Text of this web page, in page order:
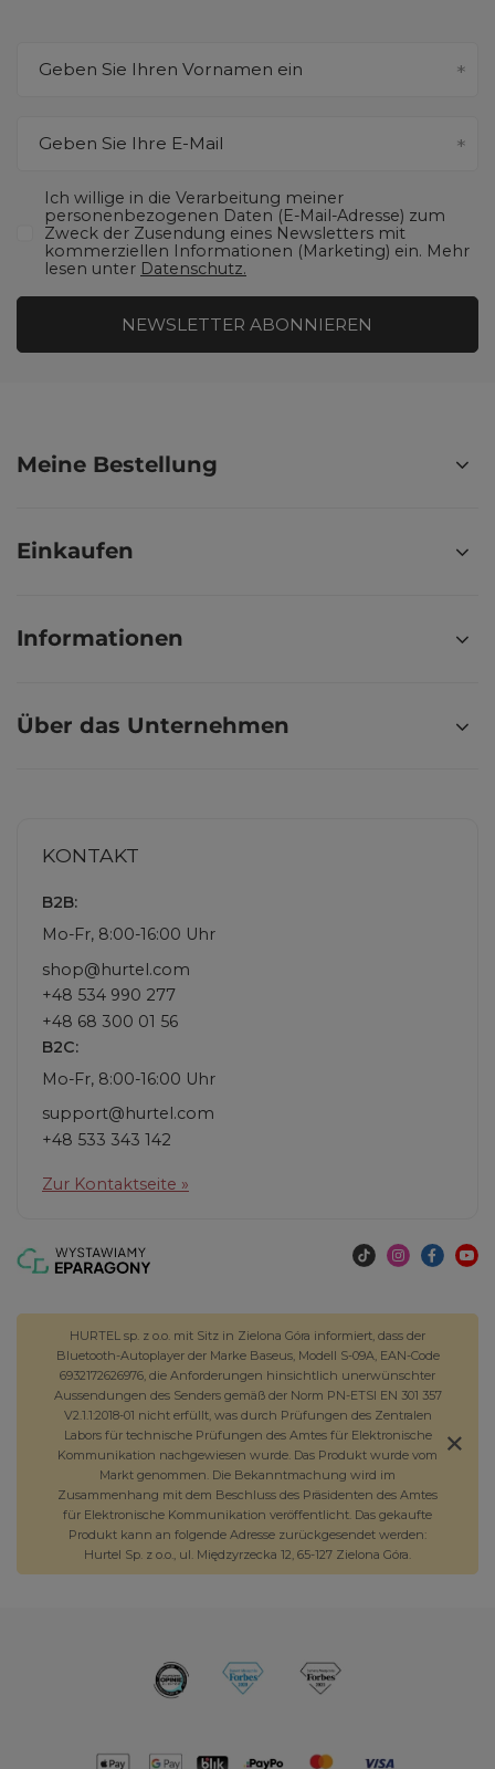
Geben Sie Ihren Vornamen ein
Geben Sie Ihre E-Mail
Ich willige in die Verarbeitung meiner
personenbezogenen Daten (E-Mail-Adresse) zum
Zweck der Zusendung eines Newsletters mit
kommerziellen Informationen (Marketing) ein. Mehr
lesen unter Datenschutz.
NEWSLETTER ABONNIEREN
Meine Bestellung
Einkaufen
Informationen
Über das Unternehmen
KONTAKT
B2B:
Mo-Fr, 8:00-16:00 Uhr
shop@hurtel.com
+48 534 990 277
+48 68 300 01 56
B2C:
Mo-Fr, 8:00-16:00 Uhr
support@hurtel.com
+48 533 343 142
Zur Kontaktseite »
HURTEL sp. z o.o. mit Sitz in Zielona Góra informiert, dass der
Bluetooth-Autoplayer der Marke Baseus, Modell S-09A, EAN-Code
6932172626976, die Anforderungen hinsichtlich unerwünschter
Aussendungen des Senders gemäß der Norm PN-ETSI EN 301 357
V2.1.1:2018-01 nicht erfüllt, was durch Prüfungen des Zentralen
Labors für technische Prüfungen des Amtes für Elektronische
Kommunikation nachgewiesen wurde. Das Produkt wurde vom
Markt genommen. Die Bekanntmachung wird im
Zusammenhang mit dem Beschluss des Präsidenten des Amtes
für Elektronische Kommunikation veröffentlicht. Das gekaufte
Produkt kann an folgende Adresse zurückgesendet werden:
Hurtel Sp. z o.o., ul. Międzyrzecka 12, 65-127 Zielona Góra.